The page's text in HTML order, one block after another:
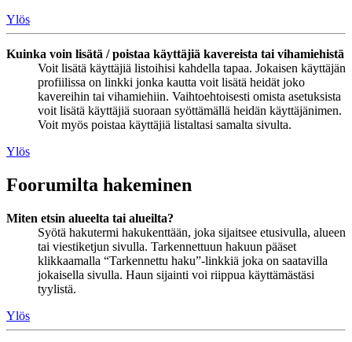
Ylös
Kuinka voin lisätä / poistaa käyttäjiä kavereista tai vihamiehistä
Voit lisätä käyttäjiä listoihisi kahdella tapaa. Jokaisen käyttäjän
profiilissa on linkki jonka kautta voit lisätä heidät joko
kavereihin tai vihamiehiin. Vaihtoehtoisesti omista asetuksista
voit lisätä käyttäjiä suoraan syöttämällä heidän käyttäjänimen.
Voit myös poistaa käyttäjiä listaltasi samalta sivulta.
Ylös
Foorumilta hakeminen
Miten etsin alueelta tai alueilta?
Syötä hakutermi hakukenttään, joka sijaitsee etusivulla, alueen
tai viestiketjun sivulla. Tarkennettuun hakuun pääset
klikkaamalla “Tarkennettu haku”-linkkiä joka on saatavilla
jokaisella sivulla. Haun sijainti voi riippua käyttämästäsi
tyylistä.
Ylös